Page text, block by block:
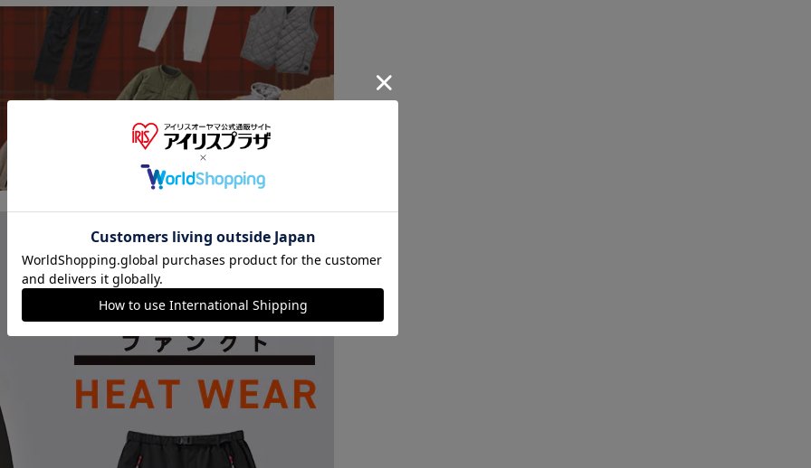
※ご確認ください